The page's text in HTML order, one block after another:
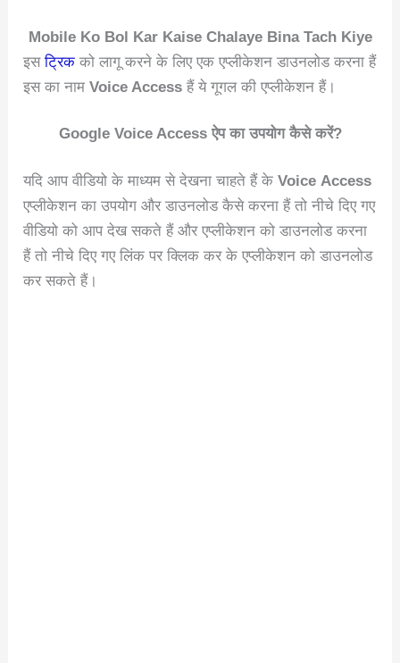
Mobile Ko Bol Kar Kaise Chalaye Bina Tach Kiye
इसट्रिक को लागू करने के लिए एक एप्लीकेशन डाउनलोड करना हैं
इस का नामVoice Access हैं ये गूगल की एप्लीकेशन हैं।
Google Voice Access ऐप का उपयोग कैसे करें?
यदि आप वीडियो के माध्यम से देखना चाहते हैं के Voice Access
एप्लीकेशन का उपयोग और डाउनलोड कैसे करना हैं तो नीचे दिए गए
वीडियो को आप देख सकते हैं और एप्लीकेशन को डाउनलोड करना
हैं तो नीचे दिए गए लिंक पर क्लिक कर के एप्लीकेशन को डाउनलोड
कर सकते हैं।